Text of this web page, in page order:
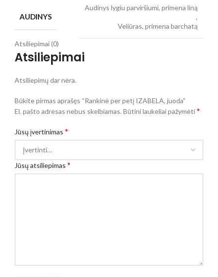
AUDINYS
Audinys lygiu parviršiumi, primena liną
,
Veliūras, primena barchatą
Atsiliepimai (0)
Atsiliepimai
Atsiliepimų dar nėra.
Būkite pirmas aprašęs “Rankinė per petį IZABELA, juoda”
El. pašto adresas nebus skelbiamas.Būtini laukeliai pažymėti*
Jūsų įvertinimas *
Jūsų atsiliepimas *